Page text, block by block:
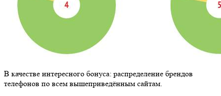
В качестве интересного бонуса: распределение брендов
телефонов по всем вышеприведённым сайтам.